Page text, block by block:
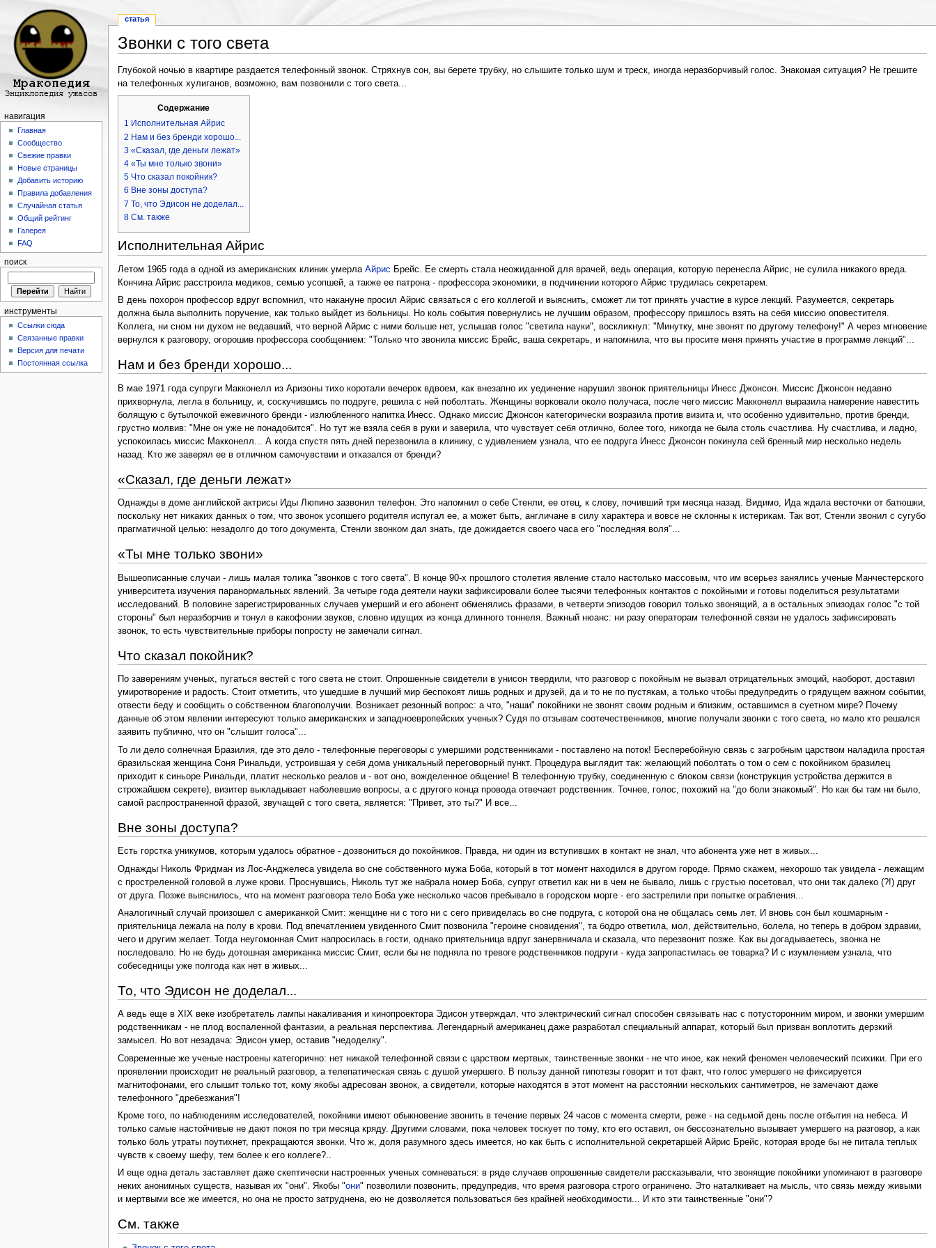
Звонки с того света
Глубокой ночью в квартире раздается телефонный звонок. Стряхнув сон, вы берете трубку, но слышите только шум и треск, иногда неразборчивый голос. Знакомая ситуация? Не грешите
на телефонных хулиганов, возможно, вам позвонили с того света...
Содержание
1 Исполнительная Айрис
2 Нам и без бренди хорошо...
3 «Сказал, где деньги лежат»
4 «Ты мне только звони»
5 Что сказал покойник?
6 Вне зоны доступа?
7 То, что Эдисон не доделал...
8 См. также
Исполнительная Айрис
Летом 1965 года в одной из американских клиник умерла Айрис Брейс. Ее смерть стала неожиданной для врачей, ведь операция, которую перенесла Айрис, не сулила никакого вреда.
Кончина Айрис расстроила медиков, семью усопшей, а также ее патрона - профессора экономики, в подчинении которого Айрис трудилась секретарем.
В день похорон профессор вдруг вспомнил, что накануне просил Айрис связаться с его коллегой и выяснить, сможет ли тот принять участие в курсе лекций. Разумеется, секретарь
должна была выполнить поручение, как только выйдет из больницы. Но коль события повернулись не лучшим образом, профессору пришлось взять на себя миссию оповестителя.
Коллега, ни сном ни духом не ведавший, что верной Айрис с ними больше нет, услышав голос "светила науки", воскликнул: "Минутку, мне звонят по другому телефону!" А через мгновение
вернулся к разговору, огорошив профессора сообщением: "Только что звонила миссис Брейс, ваша секретарь, и напомнила, что вы просите меня принять участие в программе лекций"...
Нам и без бренди хорошо...
В мае 1971 года супруги Макконелл из Аризоны тихо коротали вечерок вдвоем, как внезапно их уединение нарушил звонок приятельницы Инесс Джонсон. Миссис Джонсон недавно
прихворнула, легла в больницу, и, соскучившись по подруге, решила с ней поболтать. Женщины ворковали около получаса, после чего миссис Макконелл выразила намерение навестить
болящую с бутылочкой ежевичного бренди - излюбленного напитка Инесс. Однако миссис Джонсон категорически возразила против визита и, что особенно удивительно, против бренди,
грустно молвив: "Мне он уже не понадобится". Но тут же взяла себя в руки и заверила, что чувствует себя отлично, более того, никогда не была столь счастлива. Ну счастлива, и ладно,
успокоилась миссис Макконелл... А когда спустя пять дней перезвонила в клинику, с удивлением узнала, что ее подруга Инесс Джонсон покинула сей бренный мир несколько недель
назад. Кто же заверял ее в отличном самочувствии и отказался от бренди?
«Сказал, где деньги лежат»
Однажды в доме английской актрисы Иды Люпино зазвонил телефон. Это напомнил о себе Стенли, ее отец, к слову, почивший три месяца назад. Видимо, Ида ждала весточки от батюшки,
поскольку нет никаких данных о том, что звонок усопшего родителя испугал ее, а может быть, англичане в силу характера и вовсе не склонны к истерикам. Так вот, Стенли звонил с сугубо
прагматичной целью: незадолго до того документа, Стенли звонком дал знать, где дожидается своего часа его "последняя воля"...
«Ты мне только звони»
Вышеописанные случаи - лишь малая толика "звонков с того света". В конце 90-х прошлого столетия явление стало настолько массовым, что им всерьез занялись ученые Манчестерского
университета изучения паранормальных явлений. За четыре года деятели науки зафиксировали более тысячи телефонных контактов с покойными и готовы поделиться результатами
исследований. В половине зарегистрированных случаев умерший и его абонент обменялись фразами, в четверти эпизодов говорил только звонящий, а в остальных эпизодах голос "с той
стороны" был неразборчив и тонул в какофонии звуков, словно идущих из конца длинного тоннеля. Важный нюанс: ни разу операторам телефонной связи не удалось зафиксировать
звонок, то есть чувствительные приборы попросту не замечали сигнал.
Что сказал покойник?
По заверениям ученых, пугаться вестей с того света не стоит. Опрошенные свидетели в унисон твердили, что разговор с покойным не вызвал отрицательных эмоций, наоборот, доставил
умиротворение и радость. Стоит отметить, что ушедшие в лучший мир беспокоят лишь родных и друзей, да и то не по пустякам, а только чтобы предупредить о грядущем важном событии,
отвести беду и сообщить о собственном благополучии. Возникает резонный вопрос: а что, "наши" покойники не звонят своим родным и близким, оставшимся в суетном мире? Почему
данные об этом явлении интересуют только американских и западноевропейских ученых? Судя по отзывам соотечественников, многие получали звонки с того света, но мало кто решался
заявить публично, что он "слышит голоса"...
То ли дело солнечная Бразилия, где это дело - телефонные переговоры с умершими родственниками - поставлено на поток! Бесперебойную связь с загробным царством наладила простая
бразильская женщина Соня Ринальди, устроившая у себя дома уникальный переговорный пункт. Процедура выглядит так: желающий поболтать о том о сем с покойником бразилец
приходит к синьоре Ринальди, платит несколько реалов и - вот оно, вожделенное общение! В телефонную трубку, соединенную с блоком связи (конструкция устройства держится в
строжайшем секрете), визитер выкладывает наболевшие вопросы, а с другого конца провода отвечает родственник. Точнее, голос, похожий на "до боли знакомый". Но как бы там ни было,
самой распространенной фразой, звучащей с того света, является: "Привет, это ты?" И все...
Вне зоны доступа?
Есть горстка уникумов, которым удалось обратное - дозвониться до покойников. Правда, ни один из вступивших в контакт не знал, что абонента уже нет в живых...
Однажды Николь Фридман из Лос-Анджелеса увидела во сне собственного мужа Боба, который в тот момент находился в другом городе. Прямо скажем, нехорошо так увидела - лежащим
с простреленной головой в луже крови. Проснувшись, Николь тут же набрала номер Боба, супруг ответил как ни в чем не бывало, лишь с грустью посетовал, что они так далеко (?!) друг
от друга. Позже выяснилось, что на момент разговора тело Боба уже несколько часов пребывало в городском морге - его застрелили при попытке ограбления...
Аналогичный случай произошел с американкой Смит: женщине ни с того ни с сего привиделась во сне подруга, с которой она не общалась семь лет. И вновь сон был кошмарным -
приятельница лежала на полу в крови. Под впечатлением увиденного Смит позвонила "героине сновидения", та бодро ответила, мол, действительно, болела, но теперь в добром здравии,
чего и другим желает. Тогда неугомонная Смит напросилась в гости, однако приятельница вдруг занервничала и сказала, что перезвонит позже. Как вы догадываетесь, звонка не
последовало. Но не будь дотошная американка миссис Смит, если бы не подняла по тревоге родственников подруги - куда запропастилась ее товарка? И с изумлением узнала, что
собеседницы уже полгода как нет в живых...
То, что Эдисон не доделал...
А ведь еще в XIX веке изобретатель лампы накаливания и кинопроектора Эдисон утверждал, что электрический сигнал способен связывать нас с потусторонним миром, и звонки умершим
родственникам - не плод воспаленной фантазии, а реальная перспектива. Легендарный американец даже разработал специальный аппарат, который был призван воплотить дерзкий
замысел. Но вот незадача: Эдисон умер, оставив "недоделку".
Современные же ученые настроены категорично: нет никакой телефонной связи с царством мертвых, таинственные звонки - не что иное, как некий феномен человеческий психики. При его
проявлении происходит не реальный разговор, а телепатическая связь с душой умершего. В пользу данной гипотезы говорит и тот факт, что голос умершего не фиксируется
магнитофонами, его слышит только тот, кому якобы адресован звонок, а свидетели, которые находятся в этот момент на расстоянии нескольких сантиметров, не замечают даже
телефонного "дребезжания"!
Кроме того, по наблюдениям исследователей, покойники имеют обыкновение звонить в течение первых 24 часов с момента смерти, реже - на седьмой день после отбытия на небеса. И
только самые настойчивые не дают покоя по три месяца кряду. Другими словами, пока человек тоскует по тому, кто его оставил, он бессознательно вызывает умершего на разговор, а как
только боль утраты поутихнет, прекращаются звонки. Что ж, доля разумного здесь имеется, но как быть с исполнительной секретаршей Айрис Брейс, которая вроде бы не питала теплых
чувств к своему шефу, тем более к его коллеге?..
И еще одна деталь заставляет даже скептически настроенных ученых сомневаться: в ряде случаев опрошенные свидетели рассказывали, что звонящие покойники упоминают в разговоре
неких анонимных существ, называя их "они". Якобы "они" позволили позвонить, предупредив, что время разговора строго ограничено. Это наталкивает на мысль, что связь между живыми
и мертвыми все же имеется, но она не просто затруднена, ею не дозволяется пользоваться без крайней необходимости... И кто эти таинственные "они"?
См. также
статья
навигация
Главная
Сообщество
Свежие правки
Новые страницы
Добавить историю
Правила добавления
Случайная статья
Общий рейтинг
Галерея
FAQ
поиск
инструменты
Ссылки сюда
Связанные правки
Версия для печати
Постоянная ссылка